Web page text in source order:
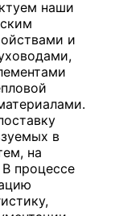
наши
и
в
на
процессе